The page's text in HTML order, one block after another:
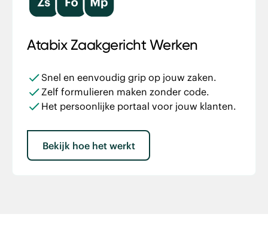
Atabix Zaa kgericht Werken
Snel en eenvoudig grip op jouw zaken.
Zelf formulieren maken zonder code.
Het persoonlijke portaal voor jouw klanten.
Bekijk hoe het werkt